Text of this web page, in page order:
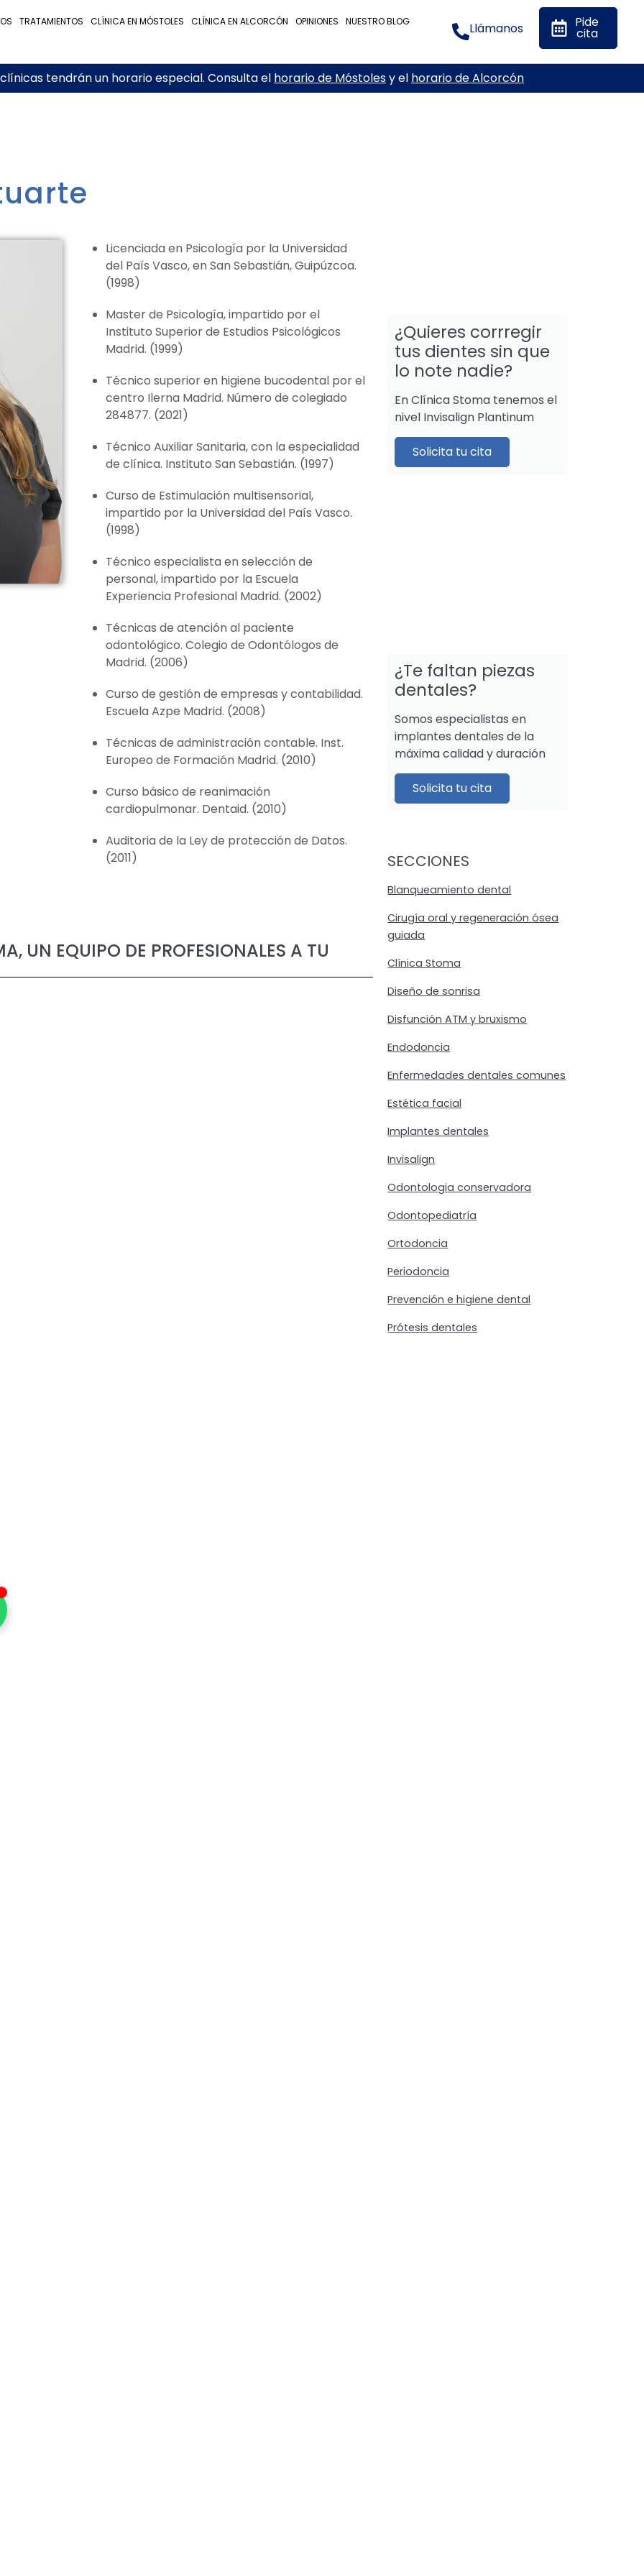
TRATAMIENTOS CLÍNICA EN MÓSTOLES CLÍNICA EN ALCORCÓN OPINIONES NUESTRO BLOG Llámanos Pide
cita
tendrán un horario especial. Consulta el horario de Móstolesy el horario de Alcorcón
Licenciada en Psicología por la Universidad
del País Vasco, en San Sebastián, Guipúzcoa.
(1998)
Master de Psicología, impartido por el
Instituto Superior de Estudios Psicológicos
Madrid. (1999)
Técnico superior en higiene bucodental por el
centro Ilerna Madrid. Número de colegiado
284877. (2021)
Técnico Auxiliar Sanitaria, con la especialidad
de clínica. Instituto San Sebastián. (1997)
Curso de Estimulación multisensorial,
impartido por la Universidad del País Vasco.
(1998)
Técnico especialista en selección de
personal, impartido por la Escuela
Experiencia Profesional Madrid. (2002)
Técnicas de atención al paciente
odontológico. Colegio de Odontólogos de
Madrid. (2006)
Curso de gestión de empresas y contabilidad.
Escuela Azpe Madrid. (2008)
Técnicas de administración contable. Inst.
Europeo de Formación Madrid. (2010)
Curso básico de reanimación
cardiopulmonar. Dentaid. (2010)
Auditoria de la Ley de protección de Datos.
(2011)
UN EQUIPO DE PROFESIONALES A TU
¿Quieres corrregir
tus dientes sin que
lo note nadie?
En Clínica Stoma tenemos el
nivel Invisalign Plantinum
Solicita tu cita
¿Te faltan piezas
dentales?
Somos especialistas en
implantes dentales de la
máxima calidad y duración
Solicita tu cita
SECCIONES
Blanqueamiento dental
Cirugía oral y regeneración ósea
guiada
Clínica Stoma
Diseño de sonrisa
Disfunción ATM y bruxismo
Endodoncia
Enfermedades dentales comunes
Estética facial
Implantes dentales
Invisalign
Odontologia conservadora
Odontopediatría
Ortodoncia
Periodoncia
Prevención e higiene dental
Prótesis dentales